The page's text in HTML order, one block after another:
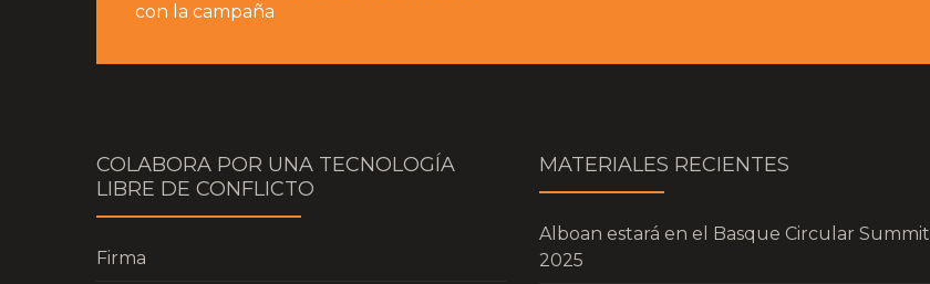
con la campaña
COLABORA POR UNA TECNOLOGÍA
LIBRE DE CONFLICTO
Firma
MATERIALES RECIENTES
Alboan estará en el Basque Circular Summit
2025